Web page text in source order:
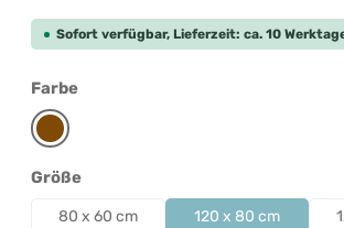
Sofort verfügbar, Lieferzeit: ca. 10
Farbeauswählen
Braun
Größeauswählen
80 x 60 cm 120 x 80 cm